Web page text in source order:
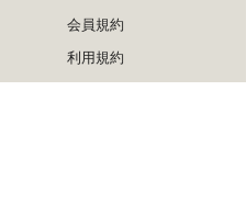
会員規約
利用規約